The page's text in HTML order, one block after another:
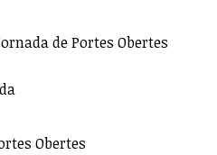
de Portes Obertes
Obertes